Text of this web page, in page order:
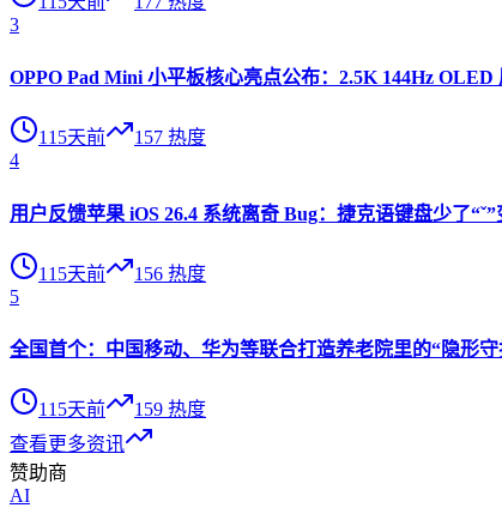
3
OPPO Pad Mini 小平板核心亮点公布：2.5K 144Hz OLED
115天前 157 热度
4
用户反馈苹果 iOS 26.4 系统离奇 Bug：捷克语键盘少了
115天前 156 热度
5
全国首个：中国移动、华为等联合打造养老院里的“隐形
115天前 159 热度
查看更多资讯
赞助商
AI